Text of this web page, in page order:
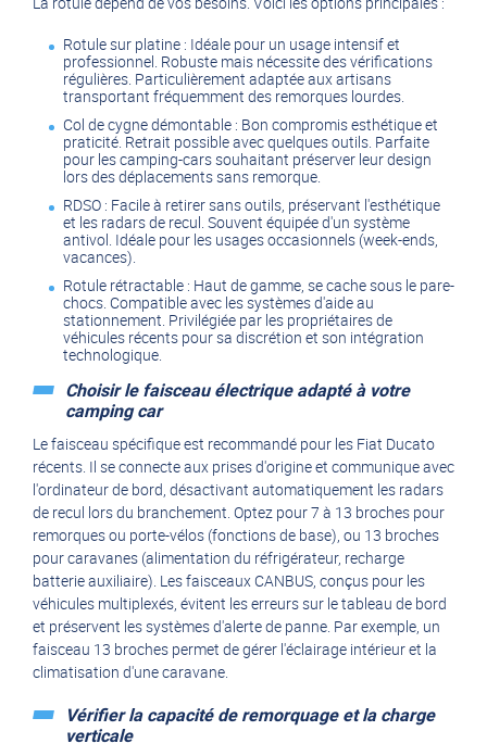
Rotule sur platine : Idéale pour un usage intensif et
professionnel. Robuste mais nécessite des vérifications
régulières. Particulièrement adaptée aux artisans
transportant fréquemment des remorques lourdes.
Col de cygne démontable : Bon compromis esthétique et
praticité. Retrait possible avec quelques outils. Parfaite
pour les camping-cars souhaitant préserver leur design
lors des déplacements sans remorque.
RDSO : Facile à retirer sans outils, préservant l'esthétique
et les radars de recul. Souvent équipée d'un système
antivol. Idéale pour les usages occasionnels (week-ends,
vacances).
Rotule rétractable : Haut de gamme, se cache sous le pare-
chocs. Compatible avec les systèmes d'aide au
stationnement. Privilégiée par les propriétaires de
véhicules récents pour sa discrétion et son intégration
technologique.
Choisir le faisceau électrique adapté à votre
camping car
Le faisceau spécifique est recommandé pour les Fiat Ducato
récents. Il se connecte aux prises d'origine et communique avec
l'ordinateur de bord, désactivant automatiquement les radars
de recul lors du branchement. Optez pour 7 à 13 broches pour
remorques ou porte-vélos (fonctions de base), ou 13 broches
pour caravanes (alimentation du réfrigérateur, recharge
batterie auxiliaire). Les faisceaux CANBUS, conçus pour les
véhicules multiplexés, évitent les erreurs sur le tableau de bord
et préservent les systèmes d'alerte de panne. Par exemple, un
faisceau 13 broches permet de gérer l'éclairage intérieur et la
climatisation d'une caravane.
Vérifier la capacité de remorquage et la charge
verticale